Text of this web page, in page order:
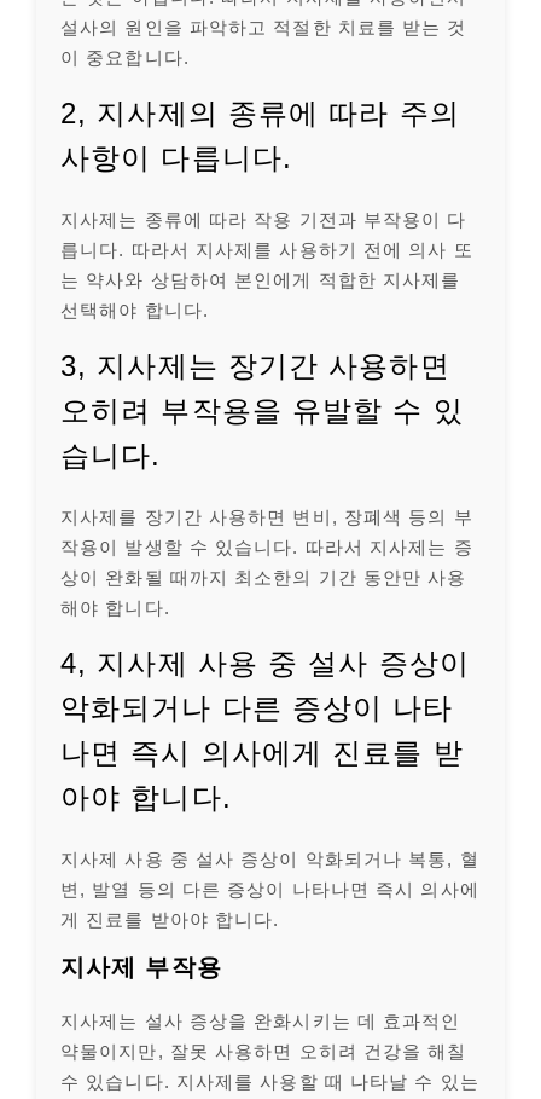
설사의 원인을 파악하고 적절한 치료를 받는 것
이 중요합니다.
2, 지사제의 종류에 따라 주의
사항이 다릅니다.
지사제는 종류에 따라 작용 기전과 부작용이 다
릅니다. 따라서 지사제를 사용하기 전에 의사 또
는 약사와 상담하여 본인에게 적합한 지사제를
선택해야 합니다.
3, 지사제는 장기간 사용하면
오히려 부작용을 유발할 수 있
습니다.
지사제를 장기간 사용하면 변비, 장폐색 등의 부
작용이 발생할 수 있습니다. 따라서 지사제는 증
상이 완화될 때까지 최소한의 기간 동안만 사용
해야 합니다.
4, 지사제 사용 중 설사 증상이
악화되거나 다른 증상이 나타
나면 즉시 의사에게 진료를 받
아야 합니다.
지사제 사용 중 설사 증상이 악화되거나 복통, 혈
변, 발열 등의 다른 증상이 나타나면 즉시 의사에
게 진료를 받아야 합니다.
지사제 부작용
지사제는 설사 증상을 완화시키는 데 효과적인
약물이지만, 잘못 사용하면 오히려 건강을 해칠
수 있습니다. 지사제를 사용할 때 나타날 수 있는